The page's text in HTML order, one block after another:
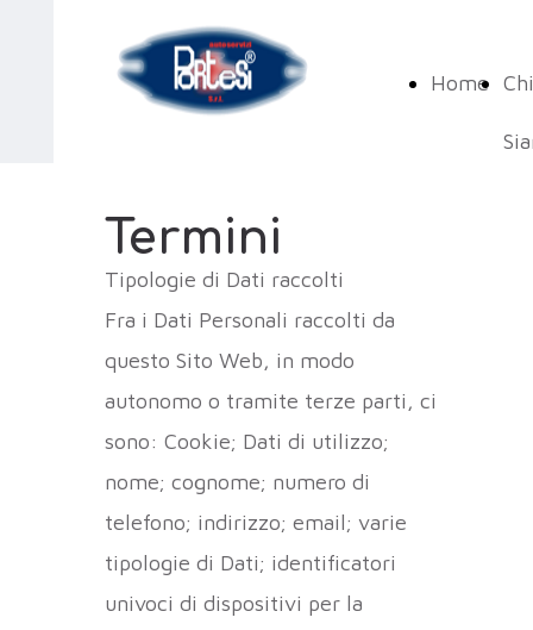
Home Chi
Termini
Tipologie di Dati raccolti
Fra i Dati Personali raccolti da
questo Sito Web, in modo
autonomo o tramite terze parti, ci
sono: Cookie; Dati di utilizzo;
nome; cognome; numero di
telefono; indirizzo; email; varie
tipologie di Dati; identificatori
univoci di dispositivi per la